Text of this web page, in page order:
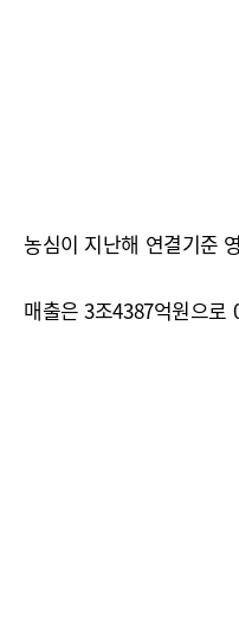
농심이 지난해 연결기준
매출은 3조4387억원으